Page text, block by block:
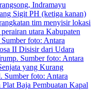
Indramayu
II Disisir dari Udara
yang Kurang
Baja Pembuatan Kapal